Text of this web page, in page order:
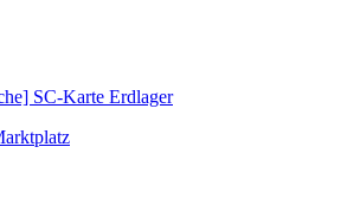
SC-Karte Erdlager